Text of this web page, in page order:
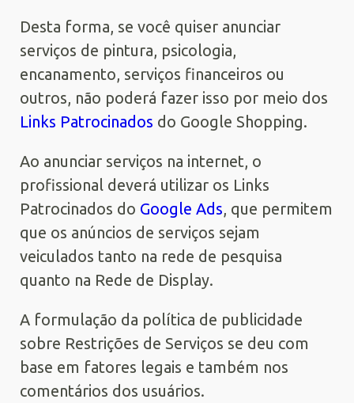
Desta forma, se você quiser anunciar
serviços de pintura, psicologia,
encanamento, serviços financeiros ou
outros, não poderá fazer isso por meio dos
Links Patrocinados do Google Shopping.
Ao anunciar serviços na internet, o
profissional deverá utilizar os Links
Patrocinados do Google Ads, que permitem
que os anúncios de serviços sejam
veiculados tanto na rede de pesquisa
quanto na Rede de Display.
A formulação da política de publicidade
sobre Restrições de Serviços se deu com
base em fatores legais e também nos
comentários dos usuários.